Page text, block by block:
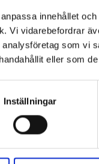
innehållet
Vi vidarebefordrar
som vi
eller som
Inställningar